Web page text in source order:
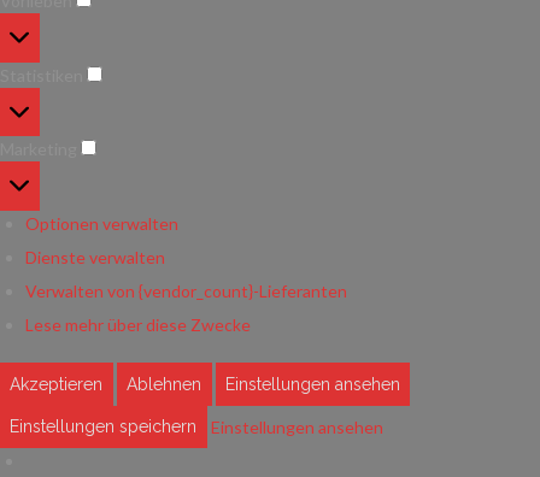
Optionen verwalten
Dienste verwalten
Verwalten von {vendor_count}-Lieferanten
Lese mehr über diese Zwecke
Akzeptieren Ablehnen Einstellungen ansehen
Einstellungen speichern Einstellungen ansehen